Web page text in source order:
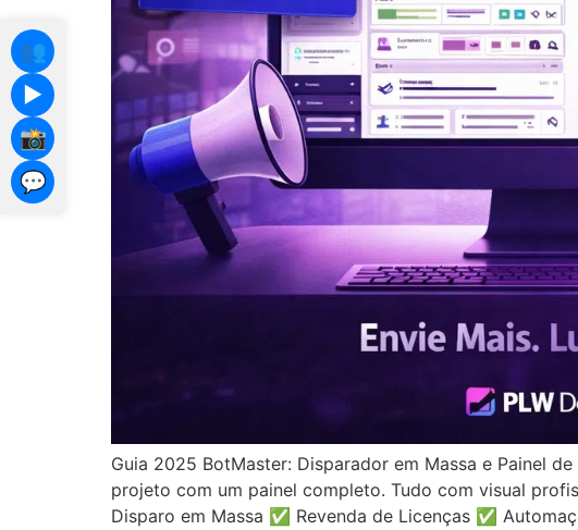
Guia 2025 BotMaster: Disparador em Massa e Painel
projeto com um painel completo. Tudo com visual
Disparo em Massa ✅ Revenda de Licenças ✅
👥
▶️
📸
💬